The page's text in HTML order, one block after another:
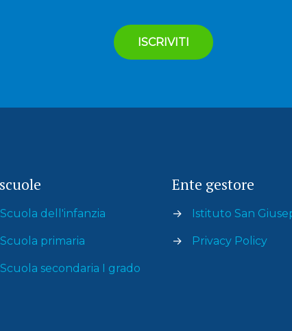
Scuola dell'infanzia
Scuola primaria
Scuola secondaria I grado
Ente gestore
→ Istituto San
→ Privacy Policy